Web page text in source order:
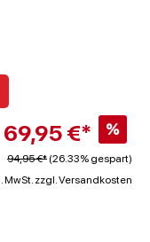
69,95 €* %
94,95 €* (26.33% gespart)
MwSt. zzgl. Versandkosten